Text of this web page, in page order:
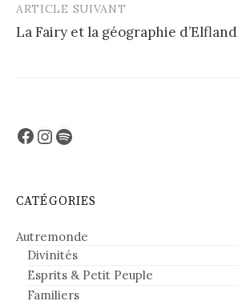
ARTICLE SUIVANT
La Fairy et la géographie d’Elfland
Facebook
Instagram
Spotify
CATÉGORIES
Autremonde
Divinités
Esprits & Petit Peuple
Familiers